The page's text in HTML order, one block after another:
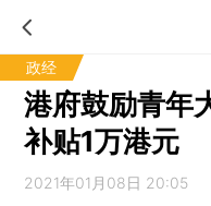
政经
港府鼓励青年
补贴1万港元
2021年01月08日 20:05